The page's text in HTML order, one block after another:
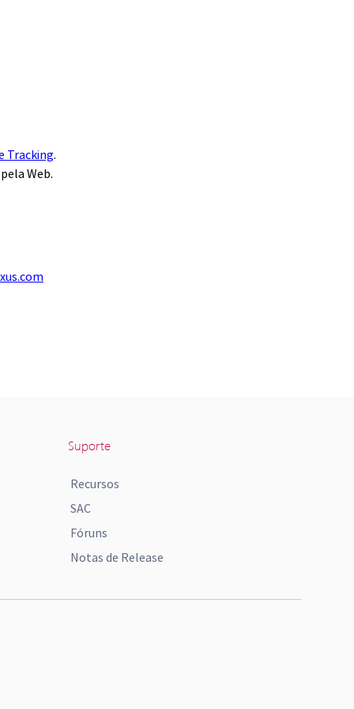
Tracking.
Web.
Suporte
Recursos
SAC
Fóruns
Notas de Release